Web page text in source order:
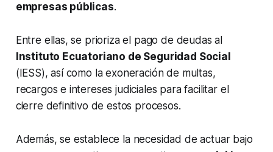
empresas públicas.
Entre ellas, se prioriza el pago de deudas al
Instituto Ecuatoriano de Seguridad Social
(IESS), así como la exoneración de multas,
recargos e intereses judiciales para facilitar el
cierre definitivo de estos procesos.
Además, se establece la necesidad de actuar bajo